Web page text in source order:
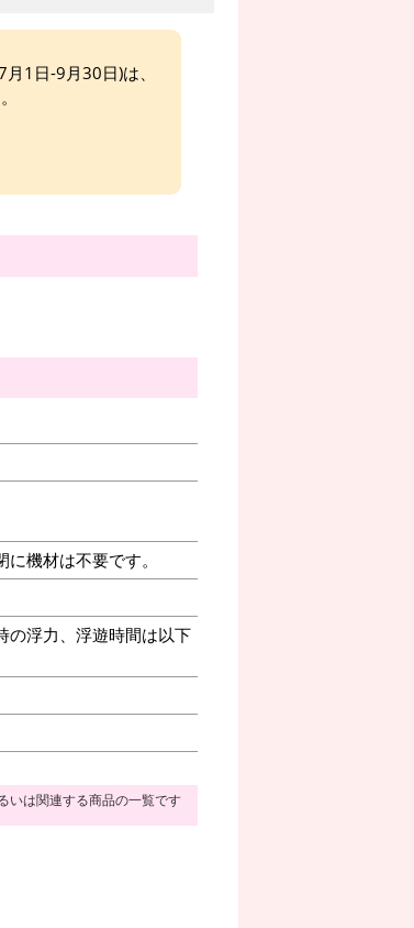
1日-9月30日)は、
機材は不要です。
の浮力、浮遊時間は以下
いは関連する商品の一覧です